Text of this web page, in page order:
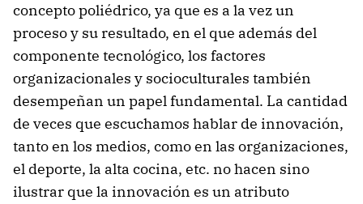
concepto poliédrico, ya que es a la vez un
proceso y su resultado, en el que además del
componente tecnológico, los factores
organizacionales y socioculturales también
desempeñan un papel fundamental. La cantidad
de veces que escuchamos hablar de innovación,
tanto en los medios, como en las organizaciones,
el deporte, la alta cocina, etc. no hacen sino
ilustrar que la innovación es un atributo